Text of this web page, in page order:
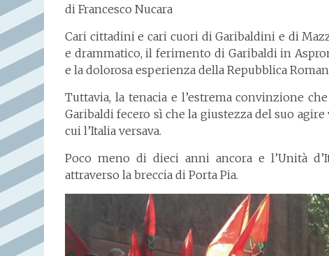
di Francesco Nucara
Cari cittadini e cari cuori di Garibaldini e di
e drammatico, il ferimento di Garibaldi in
e la dolorosa esperienza della Repubblica
Tuttavia, la tenacia e l’estrema convinzione
Garibaldi fecero sì che la giustezza del suo
cui l’Italia versava.
Poco meno di dieci anni ancora e l’Unità
attraverso la breccia di Porta Pia.